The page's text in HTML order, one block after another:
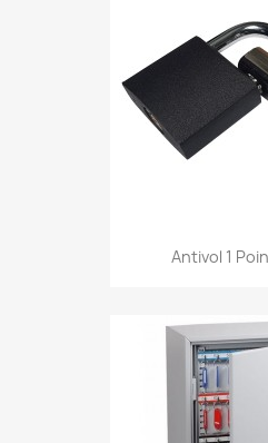
Antivol 1